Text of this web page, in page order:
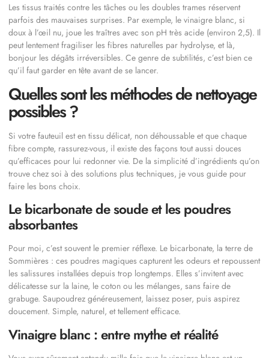
Les tissus traités contre les tâches ou les doubles trames réservent
parfois des mauvaises surprises. Par exemple, le vinaigre blanc, si
doux à l’œil nu, joue les traîtres avec son pH très acide (environ 2,5). Il
peut lentement fragiliser les fibres naturelles par hydrolyse, et là,
bonjour les dégâts irréversibles. Ce genre de subtilités, c’est bien ce
qu’il faut garder en tête avant de se lancer.
Quelles sont les méthodes de nettoyage
possibles ?
Si votre fauteuil est en tissu délicat, non déhoussable et que chaque
fibre compte, rassurez-vous, il existe des façons tout aussi douces
qu’efficaces pour lui redonner vie. De la simplicité d’ingrédients qu’on
trouve chez soi à des solutions plus techniques, je vous guide pour
faire les bons choix.
Le bicarbonate de soude et les poudres
absorbantes
Pour moi, c’est souvent le premier réflexe. Le bicarbonate, la terre de
Sommières : ces poudres magiques capturent les odeurs et repoussent
les salissures installées depuis trop longtemps. Elles s’invitent avec
délicatesse sur la laine, le coton ou les mélanges, sans faire de
grabuge. Saupoudrez généreusement, laissez poser, puis aspirez
doucement. Simple, naturel, et tellement efficace.
Vinaigre blanc : entre mythe et réalité